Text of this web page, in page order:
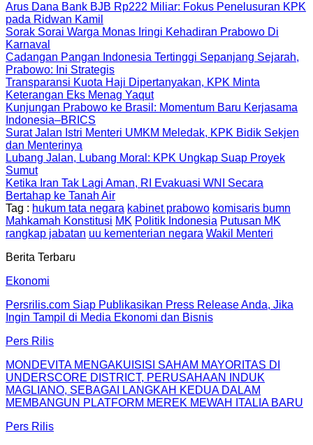
Arus Dana Bank BJB Rp222 Miliar: Fokus Penelusuran KPK
pada Ridwan Kamil
Sorak Sorai Warga Monas Iringi Kehadiran Prabowo Di
Karnaval
Cadangan Pangan Indonesia Tertinggi Sepanjang Sejarah,
Prabowo: Ini Strategis
Transparansi Kuota Haji Dipertanyakan, KPK Minta
Keterangan Eks Menag Yaqut
Kunjungan Prabowo ke Brasil: Momentum Baru Kerjasama
Indonesia–BRICS
Surat Jalan Istri Menteri UMKM Meledak, KPK Bidik Sekjen
dan Menterinya
Lubang Jalan, Lubang Moral: KPK Ungkap Suap Proyek
Sumut
Ketika Iran Tak Lagi Aman, RI Evakuasi WNI Secara
Bertahap ke Tanah Air
Tag : hukum tata negara kabinet prabowo komisaris bumn
Mahkamah Konstitusi MK Politik Indonesia Putusan MK
rangkap jabatan uu kementerian negara Wakil Menteri
Berita Terbaru
Ekonomi
Persrilis.com Siap Publikasikan Press Release Anda, Jika
Ingin Tampil di Media Ekonomi dan Bisnis
Pers Rilis
MONDEVITA MENGAKUISISI SAHAM MAYORITAS DI
UNDERSCORE DISTRICT, PERUSAHAAN INDUK
MAGLIANO, SEBAGAI LANGKAH KEDUA DALAM
MEMBANGUN PLATFORM MEREK MEWAH ITALIA BARU
Pers Rilis